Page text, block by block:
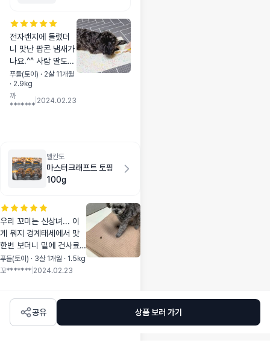
니다!!!!~^^;;;;
전자랜지에 돌렸더
니 맛난 팝콘 냄새가
나요.^^ 사람 딸도
강쥐 딸도 넘 즐겁게!
먹이고! 즐겁게! 맛나
게! 잘두 먹네요!!^^
는 중이랍니다.^^))
팝콘 선물도 좋을 것
같아서 몇개 주문해
푸들(토이) · 2살 11개월
· 2.9kg
까
*******
2024.02.23
벨칸도
마스터크래프트 토핑
100g
우리 꼬미는 신상녀... 이
게 뭐지 경계태세에서 맛
한번 보더니 밑에 건사료
는 냅두고 토핑만 핥아 먹
음요. ㅠ 습식 위에 뿌려줬
잘 안 먹는데. 요건 잘 먹
어주네요.
푸들(토이) · 3살 1개월 · 1.5kg
꼬******* 2024.02.23
공유 상품 보러 가기